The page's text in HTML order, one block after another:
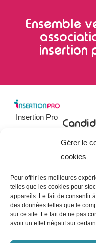
Gérer le
cookies
Pour offrir les meilleures
telles que les cookies pour
appareils. Le fait de consentir
des données telles que le
sur ce site. Le fait de ne pas
avoir un effet négatif sur
Ensemble
insertion
Insertion Pro
est une action
pour
l’Insertion
Professionnelle ,
dédiée à
l’insertion et
emploi
Tableau
bord du
candidat
Poster